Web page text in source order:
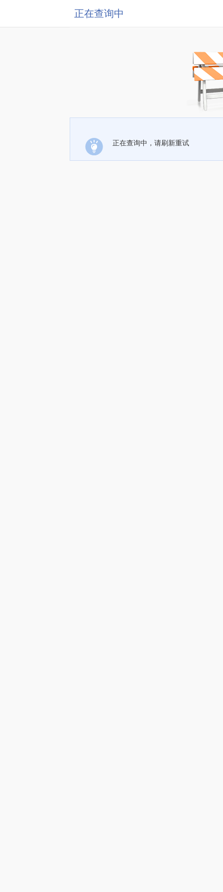
正在查询中
正在查询中，请刷新重试